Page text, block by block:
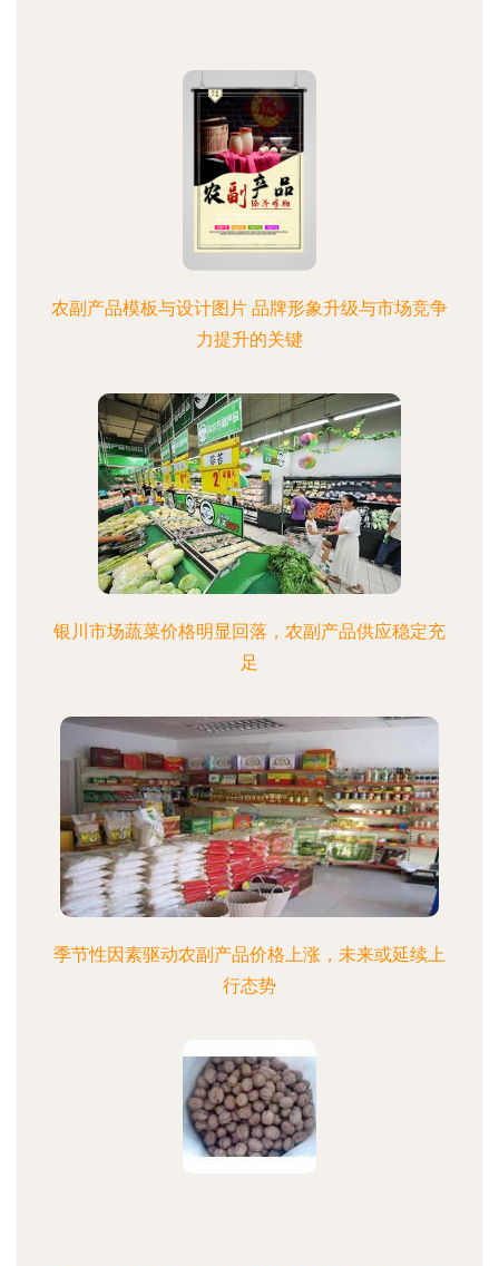
农副产品模板与设计图片 品牌形象升级与市场竞争
力提升的关键
银川市场蔬菜价格明显回落，农副产品供应稳定充
足
季节性因素驱动农副产品价格上涨，未来或延续上
行态势